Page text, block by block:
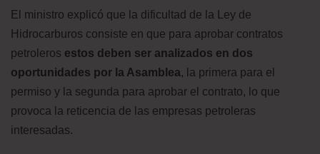
El ministro explicó que la dificultad de la Ley de
Hidrocarburos consiste en que para aprobar contratos
petroleros estos deben ser analizados en dos
oportunidades por la Asamblea, la primera para el
permiso y la segunda para aprobar el contrato, lo que
provoca la reticencia de las empresas petroleras
interesadas.